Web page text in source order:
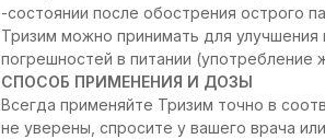
-состоянии после обострения острого
Тризим можно принимать для
погрешностей в питании (употребление
СПОСОБ ПРИМЕНЕНИЯ И ДОЗЫ
Всегда применяйте Тризим точно в
не уверены, спросите у вашего врача